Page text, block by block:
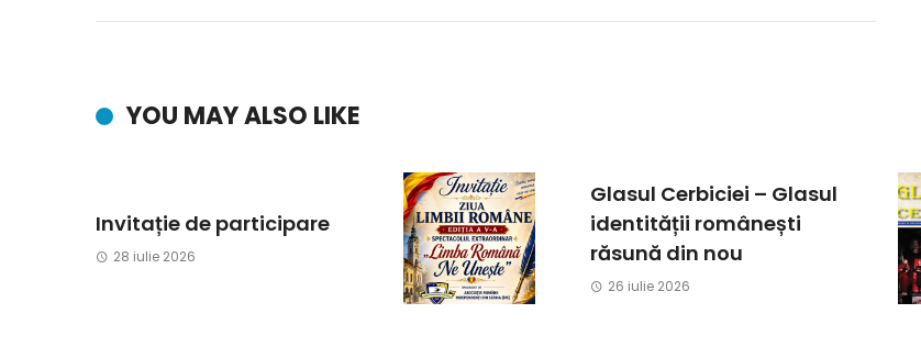
YOU MAY ALSO LIKE
Invitație de participare
28 iulie 2026
Glasul Cerbiciei – Glasul
identității românești
răsună din nou
26 iulie 2026